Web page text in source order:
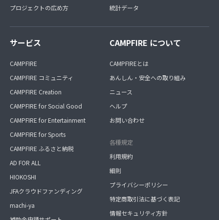
プロジェクトの広め方
統計データ
サービス
CAMPFIRE
CAMPFIRE コミュニティ
CAMPFIRE Creation
CAMPFIRE for Social Good
CAMPFIRE for Entertainment
CAMPFIRE for Sports
CAMPFIRE ふるさと納税
AD FOR ALL
HIOKOSHI
JFAクラウドファンディング
machi-ya
CAMPFIRE について
CAMPFIREとは
あんしん・安全への取り組み
ニュース
ヘルプ
お問い合わせ
各種規定
利用規約
細則
プライバシーポリシー
特定商取引法に基づく表記
情報セキュリティ方針